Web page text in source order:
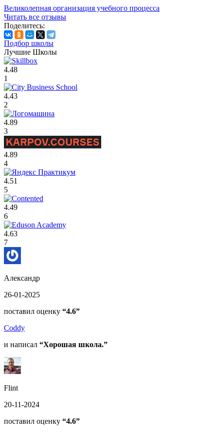
Великолепная организация учебного процесса
Читать все отзывы
Поделитесь:
Подбор школы
Лучшие Школы
4.48
1
4.43
2
4.89
3
4.89
4
4.51
5
4.49
6
4.63
7
Александр
26-01-2025
поставил оценку “4.6”
Coddy
и написал “Хорошая школа.”
Flint
20-11-2024
поставил оценку “4.6”